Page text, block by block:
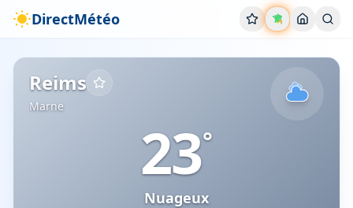
DirectMétéo
Marne
Conditions actuelles
Reims
Marne
23°
Nuageux